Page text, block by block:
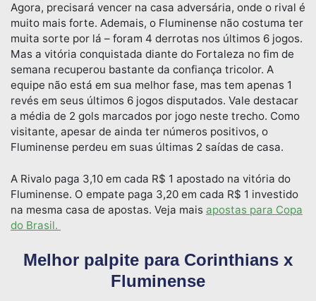
Agora, precisará vencer na casa adversária, onde o rival é
muito mais forte. Ademais, o Fluminense não costuma ter
muita sorte por lá – foram 4 derrotas nos últimos 6 jogos.
Mas a vitória conquistada diante do Fortaleza no fim de
semana recuperou bastante da confiança tricolor. A
equipe não está em sua melhor fase, mas tem apenas 1
revés em seus últimos 6 jogos disputados. Vale destacar
a média de 2 gols marcados por jogo neste trecho. Como
visitante, apesar de ainda ter números positivos, o
Fluminense perdeu em suas últimas 2 saídas de casa.
A Rivalo paga 3,10 em cada R$ 1 apostado na vitória do
Fluminense. O empate paga 3,20 em cada R$ 1 investido
na mesma casa de apostas. Veja mais apostas para Copa
do Brasil.
Melhor palpite para Corinthians x
Fluminense